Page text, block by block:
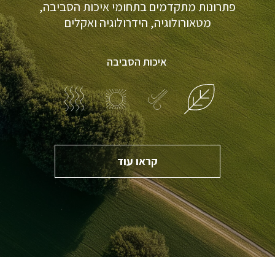
פתרונות מתקדמים בתחומי איכות הסביבה,
מטאורולוגיה, הידרולוגיה ואקלים
קראו עוד
איכות הסביבה